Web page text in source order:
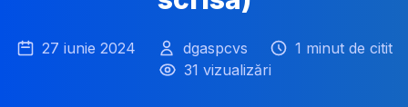
27 iunie 2024 dgaspcvs
1 minut de citit
31 vizualizări